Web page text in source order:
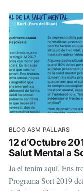
dataNextcloudEmi
BLOG ASM PALLARS
12 d’Octubre
Salut Mental a
Ja el tenim aquí. Ens
Programa Sort 2019